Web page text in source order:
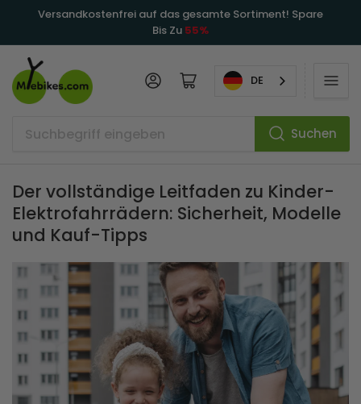
Versandkostenfrei auf das gesamte Sortiment! Spare
Bis Zu 55%
Suchen
AnmeldenMini-Warenkorb öffnen DE
Der vollständige Leitfaden zu Kinder-
Elektrofahrrädern: Sicherheit, Modelle
und Kauf-Tipps